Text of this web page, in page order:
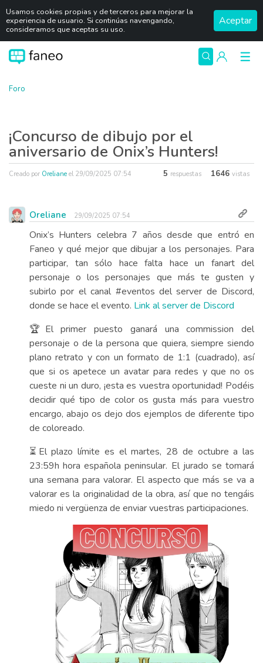
Usamos cookies propias y de terceros para mejorar la
experiencia de usuario. Si continúas navengando,
consideramos que aceptas su uso.
Aceptar
Foro
¡Concurso de dibujo por el
aniversario de Onix’s Hunters!
Creado por Oreliane el 29/09/2025 07:54 5 respuestas 1646 vistas
Oreliane 29/09/2025 07:54
Onix’s Hunters celebra 7 años desde que entró en
Faneo y qué mejor que dibujar a los personajes. Para
participar, tan sólo hace falta hace un fanart del
personaje o los personajes que más te gusten y
subirlo por el canal #eventos del server de Discord,
donde se hace el evento. Link al server de Discord
🏆El primer puesto ganará una commission del
personaje o de la persona que quiera, siempre siendo
plano retrato y con un formato de 1:1 (cuadrado), así
que si os apetece un avatar para redes y que no os
cueste ni un duro, ¡esta es vuestra oportunidad! Podéis
decidir qué tipo de color os gusta más para vuestro
encargo, abajo os dejo dos ejemplos de diferente tipo
de coloreado.
⏳El plazo límite es el martes, 28 de octubre a las
23:59h hora española peninsular. El jurado se tomará
una semana para valorar. El aspecto que más se va a
valorar es la originalidad de la obra, así que no tengáis
miedo ni vergüenza de enviar vuestras participaciones.